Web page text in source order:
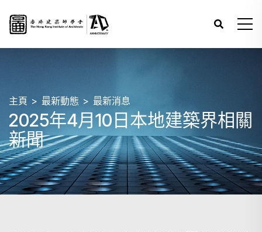
主頁 最新動態 最新消息
2025年4月10日本地建築界相關
新聞